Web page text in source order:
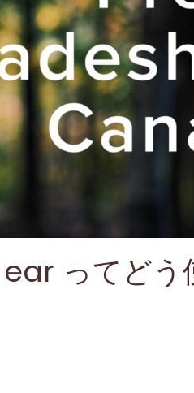
ってどう